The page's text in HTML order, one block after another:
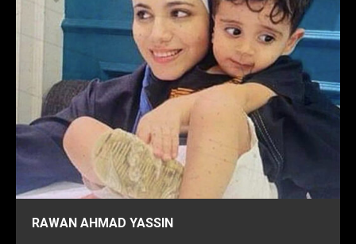
RAWAN AHMAD YASSIN